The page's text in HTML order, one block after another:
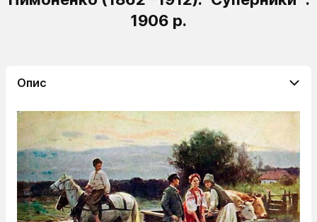
1906 р.
Опис